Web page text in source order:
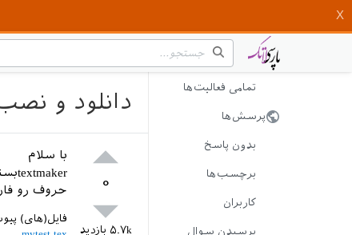
تمامی فعالیت‌ها
پرسش‌ها
بدون پاسخ
برچسب‌ها
کاربران
پرسیدن سوال
دانلود و
۰
۵.۷k بازدید
با سلام
textmakerبسته زی پرشین من رو نمیشناسه چطور بسته رو دانلود و نصب کنم
حروف رو
فایل(های)